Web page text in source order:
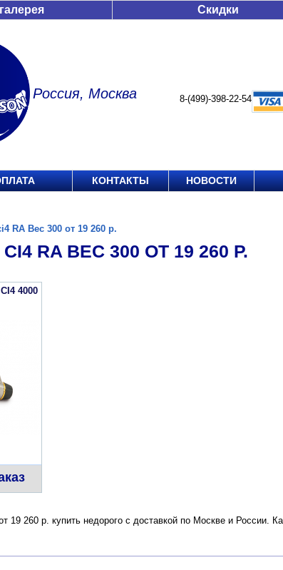
Скидки
Россия, Москва 8-(499)-398-22-54
КОНТАКТЫ НОВОСТИ
RA Вес 300 от 19 260 р.
CI4 RA ВЕС 300 ОТ 19 260 Р.
4000
19 260 р. купить недорого с доставкой по Москве и России.